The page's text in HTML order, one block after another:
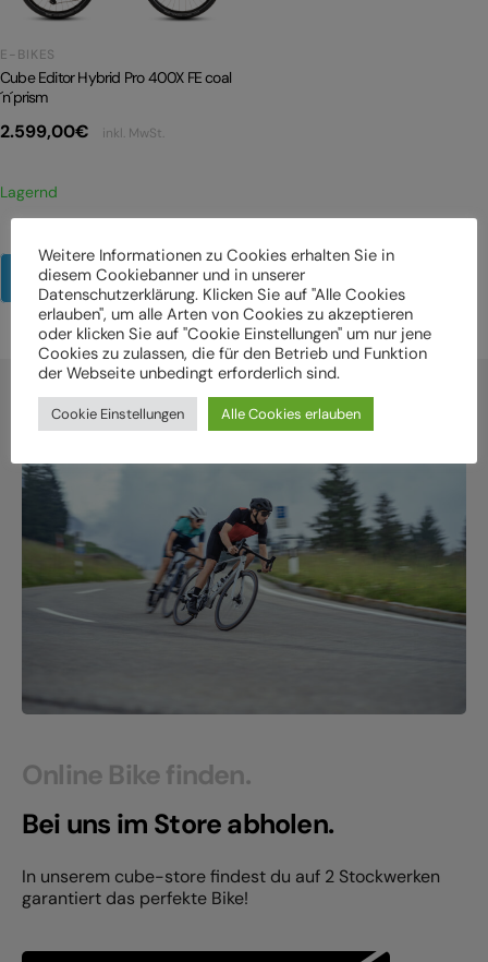
E-BIKES
Cube Editor Hybrid Pro 400X FE coal
´n´prism
2.599,00€ inkl. MwSt.
Lagernd
Mehr Produkte anzeigen
Online Bike finden.
Bei uns im Store abholen.
In unserem cube-store findest du auf 2 Stockwerken
garantiert das perfekte Bike!
Weitere Informationen zu Cookies erhalten Sie in
diesem Cookiebanner und in unserer
Datenschutzerklärung. Klicken Sie auf "Alle Cookies
erlauben", um alle Arten von Cookies zu akzeptieren
oder klicken Sie auf "Cookie Einstellungen" um nur jene
Cookies zu zulassen, die für den Betrieb und Funktion
der Webseite unbedingt erforderlich sind.
Cookie Einstellungen Alle Cookies erlauben